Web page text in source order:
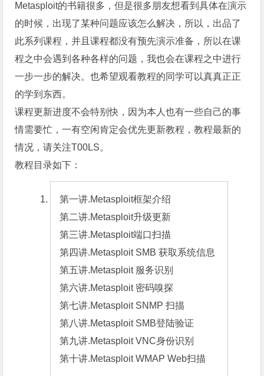
Metasploit的书籍很多，但是很多朋友想看到具体在演示
的时候，出现了某种问题应该怎么解决，所以，出品了
此系列课程，并且课程都没有预先演示准备，所以在课
程之中会遇到各种各样的问题，我也会在课程之中进行
一步一步的解决。也希望观看教程的同学可以真真正正
的学到东西。
课程更新进度不会特别快，因为本人也有一些自己的事
情需要忙，一有空闲肯定会优先更新教程，教程最新的
情况，请关注T00LS。
教程目录如下：
第一讲.Metasploit框架介绍
第二讲.Metasploit升级更新
第三讲.Metasploit端口扫描
第四讲.Metasploit SMB 获取系统信息
第五讲.Metasploit 服务识别
第六讲.Metasploit 密码嗅探
第七讲.Metasploit SNMP 扫描
第八讲.Metasploit SMB登陆验证
第九讲.Metasploit VNC身份识别
第十讲.Metasploit WMAP Web扫描